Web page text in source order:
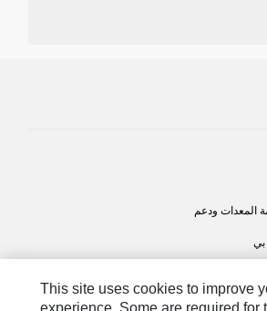
بي
This site uses cookies to improve
experience. Some are required for